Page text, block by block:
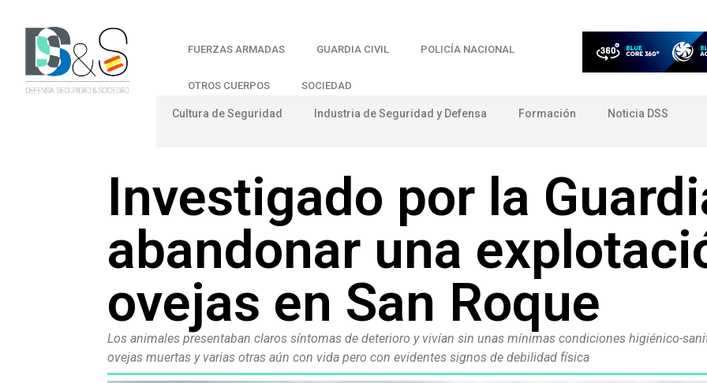
FUERZAS ARMADAS GUARDIA CIVIL POLICÍA NACIONAL
OTROS CUERPOS SOCIEDAD
Cultura de Seguridad Industria de Seguridad y Defensa Formación Noticia DSS
Investigado por la
abandonar una
ovejas en San Roque
Los animales presentaban claros síntomas de deterioro y vivían sin unas mínimas condiciones higiénico-
ovejas muertas y varias otras aún con vida pero con evidentes signos de debilidad física